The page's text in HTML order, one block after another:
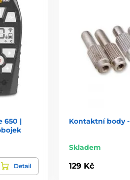
650 |
Detail
Kontaktní body
Skladem
129 Kč